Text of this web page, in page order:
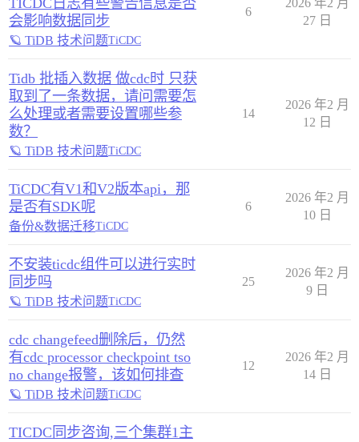
TICDC日志有些警告信息是否
会影响数据同步
🪐 TiDB 技术问题TiCDC
6
2026 年2 月
27 日
Tidb 批插入数据 做cdc时 只获
取到了一条数据，请问需要怎
么处理或者需要设置哪些参
数？
🪐 TiDB 技术问题TiCDC
14
2026 年2 月
12 日
TiCDC有V1和V2版本api，那
是否有SDK呢
备份&数据迁移TiCDC
6
2026 年2 月
10 日
不安装ticdc组件可以进行实时
同步吗
🪐 TiDB 技术问题TiCDC
25
2026 年2 月
9 日
cdc changefeed删除后，仍然
有cdc processor checkpoint tso
no change报警，该如何排查
🪐 TiDB 技术问题TiCDC
12
2026 年2 月
14 日
TICDC同步咨询,三个集群1主